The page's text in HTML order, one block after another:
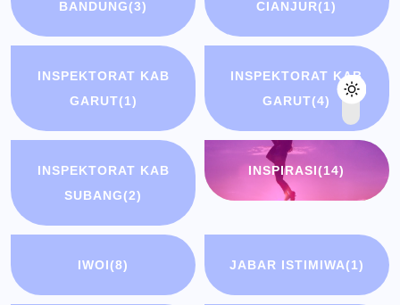
BANDUNG(3)
CIANJUR(1)
INSPEKTORAT KAB
GARUT(1)
INSPEKTORAT KAB
GARUT(4)
INSPEKTORAT KAB
SUBANG(2)
INSPIRASI(14)
IWOI(8) JABAR ISTIMIWA(1)